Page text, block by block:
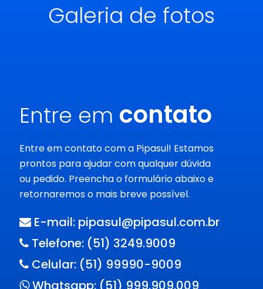
Galeria de fotos
Entre em contato
Entre em contato com a Pipasul! Estamos
prontos para ajudar com qualquer dúvida
ou pedido. Preencha o formulário abaixo e
retornaremos o mais breve possível.
E-mail: pipasul@pipasul.com.br
Telefone: (51) 3249.9009
Celular: (51) 99990-9009
Whatsapp: (51) 999.909.009